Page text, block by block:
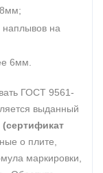
наплывов на
6мм.
ГОСТ 9561-
выданный
(сертификат
о плите,
маркировки,